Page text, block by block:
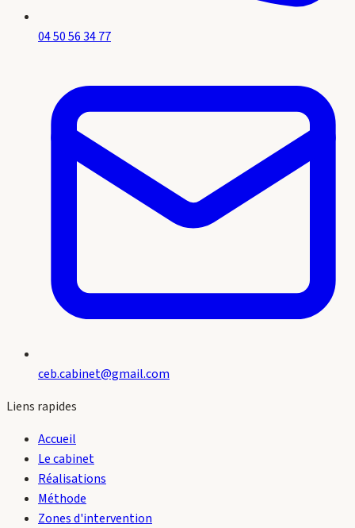
04 50 56 34 77
ceb.cabinet@gmail.com
Liens rapides
Accueil
Le cabinet
Réalisations
Méthode
Zones d'intervention